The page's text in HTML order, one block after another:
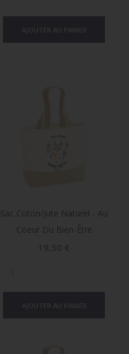
Sac Coton/jute Naturel - Au
Coeur Du Bien-Être
Prix
19,50 €